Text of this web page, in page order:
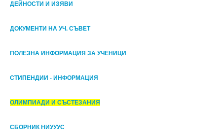
ДЕЙНОСТИ И ИЗЯВИ
ДОКУМЕНТИ НА УЧ. СЪВЕТ
ПОЛЕЗНА ИНФОРМАЦИЯ ЗА УЧЕНИЦИ
СТИПЕНДИИ - ИНФОРМАЦИЯ
ОЛИМПИАДИ И СЪСТЕЗАНИЯ
СБОРНИК НИУУУС